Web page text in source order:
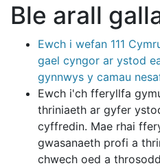
Ble arall
Ewch i wefan 111
gael cyngor ar ystod
gynnwys y camau
Ewch i'ch fferyllfa
thriniaeth ar gyfer
cyffredin. Mae rhai
gwasanaeth profi a
chwech oed a